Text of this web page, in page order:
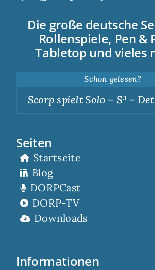
Die große deutsche
Rollenspiele, Pen &
Tabletop und vieles
Schon gelesen?
Scorp spielt Solo – S³ –
Seiten
Startseite
Blog
DORPCast
DORP-TV
Downloads
Informationen